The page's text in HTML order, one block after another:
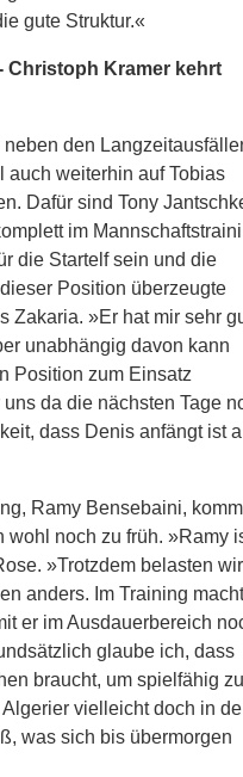
gute Struktur.«
Christoph Kramer kehrt
den
auch weiterhin auf Tobias
Dafür sind Tony
im
die Startelf sein und die
Position überzeugte
Zakaria. »Er hat mir sehr
unabhängig davon kann
Position zum Einsatz
da die nächsten Tage
dass Denis anfängt ist
Ramy Bensebaini,
noch zu früh. »Ramy
»Trotzdem belasten wir
anders. Im Training
er im Ausdauerbereich
glaube ich, dass
braucht, um spielfähig zu
vielleicht doch in
was sich bis übermorgen